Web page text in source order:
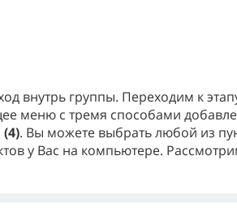
внутрь группы. Переходим к
меню с тремя способами
. Вы можете выбрать любой из
у Вас на компьютере.